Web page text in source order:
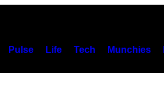
Pulse Life Tech Munchies